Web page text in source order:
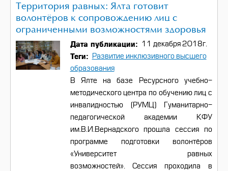
Территория равных: Ялта готовит
волонтёров к сопровождению лиц с
ограниченными возможностями здоровья
Дата публикации 11 декабря 2018г.
Теги
Развитие инклюзивного высшего
образования
В Ялте на базе Ресурсного учебно-
методического центра по обучению лиц с
инвалидностью (РУМЦ) Гуманитарно-
педагогической академии КФУ
им.В.И.Вернадского прошла сессия по
программе подготовки волонтёров
«Университет равных
возможностей». Сессия проходила в